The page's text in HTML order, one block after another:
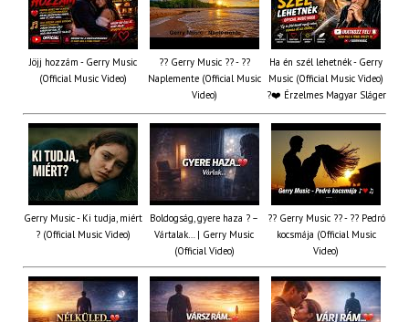
Jöjj hozzám - Gerry Music
(Official Music Video)
?? Gerry Music ?? - ??
Naplemente (Official Music
Video)
Ha én szél lehetnék - Gerry
Music (Official Music Video)
?️❤️ Érzelmes Magyar Sláger
Gerry Music - Ki tudja, miért
? (Official Music Video)
Boldogság, gyere haza ? –
Vártalak… | Gerry Music
(Official Video)
?? Gerry Music ?? - ?? Pedró
kocsmája (Official Music
Video)